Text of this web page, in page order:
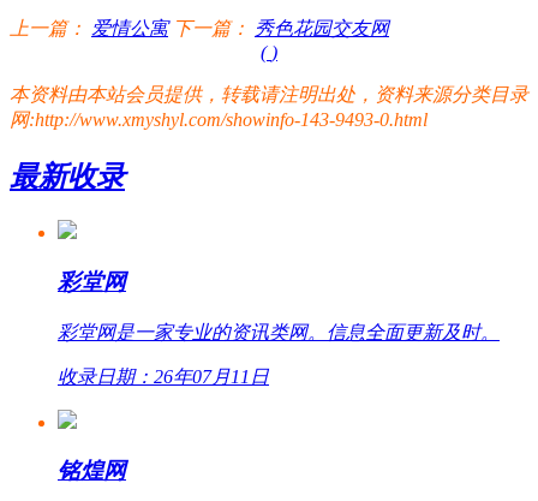
上一篇： 爱情公寓 下一篇：
秀色花园交友网
( )
本资料由本站会员提供，转载请注明出处，资料来源分类目录
网:http://www.xmyshyl.com/showinfo-143-9493-0.html
最新收录
彩堂网
彩堂网是一家专业的资讯类网。信息全面更新及时。
收录日期：26年07月11日
铭煌网